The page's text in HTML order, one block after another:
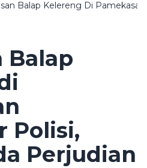
Balap Kelereng Di
Balap
Polisi,
Perjudian